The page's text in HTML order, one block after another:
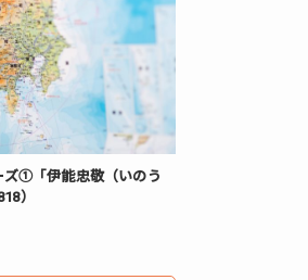
ズ①「伊能忠敬（いのう
）